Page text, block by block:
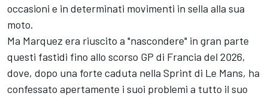
occasioni e in determinati movimenti in sella alla sua
moto.
Ma Marquez era riuscito a "nascondere" in gran parte
questi fastidi fino allo scorso GP di Francia del 2026,
dove, dopo una forte caduta nella Sprint di Le Mans, ha
confessato apertamente i suoi problemi a tutto il suo